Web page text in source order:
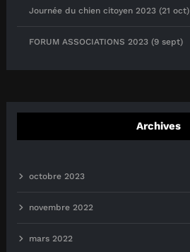
Journée du chien citoyen 2023 (21 oct)
FORUM ASSOCIATIONS 2023 (9 sept)
Archives
octobre 2023
novembre 2022
mars 2022